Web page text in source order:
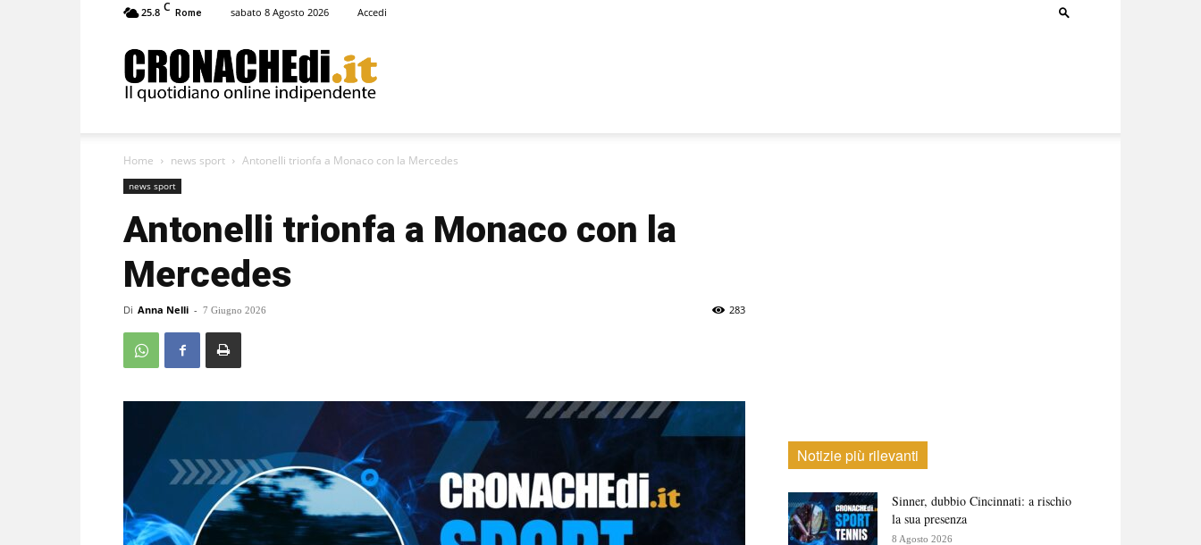
25.8 C Rome sabato 8 Agosto 2026 Accedi
Home news sport Antonelli trionfa a Monaco con la Mercedes
news sport
Antonelli trionfa a Monaco con la
Mercedes
Di Anna Nelli - 7 Giugno 2026 283
Notizie più rilevanti
Sinner, dubbio Cincinnati: a rischio
la sua presenza
8 Agosto 2026